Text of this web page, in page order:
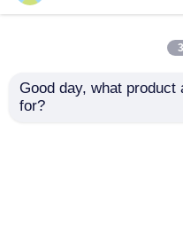
Good day, what product
for?